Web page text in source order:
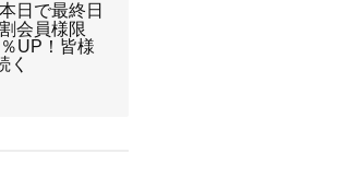
日で最終日
会員様限
UP！皆様
く